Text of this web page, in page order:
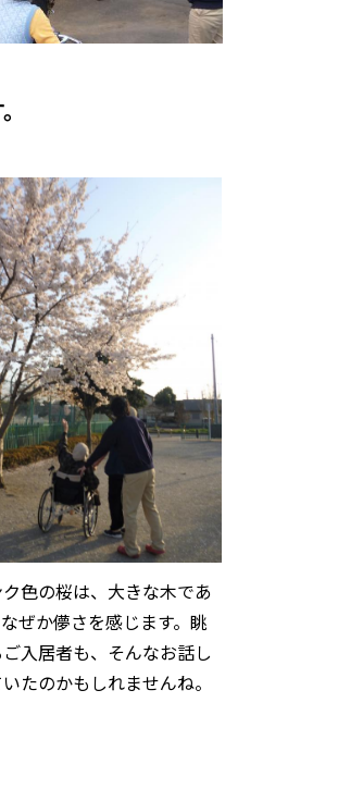
色の桜は、大きな木であ
ぜか儚さを感じます。眺
入居者も、そんなお話し
たのかもしれませんね。